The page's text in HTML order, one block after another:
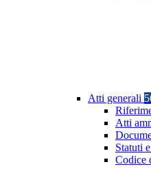
Atti generali
Atti
Statuti
Codice